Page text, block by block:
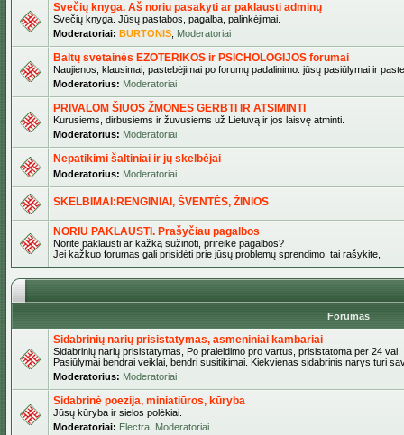
Svečių knyga. Aš noriu pasakyti ar paklausti adminų
Svečių knyga. Jūsų pastabos, pagalba, palinkėjimai.
Moderatoriai: BURTONIS Moderatoriai
Baltų svetainės EZOTERIKOS ir PSICHOLOGIJOS forumai
Naujienos, klausimai, pastebėjimai po forumų padalinimo. jūsų pasiūlymai ir
Moderatorius: Moderatoriai
PRIVALOM ŠIUOS ŽMONES GERBTI IR ATSIMINTI
Kurusiems, dirbusiems ir žuvusiems už Lietuvą ir jos laisvę atminti.
Moderatorius: Moderatoriai
Nepatikimi šaltiniai ir jų skelbėjai
Moderatorius: Moderatoriai
SKELBIMAI:RENGINIAI, ŠVENTĖS, ŽINIOS
NORIU PAKLAUSTI. Prašyčiau pagalbos
Norite paklausti ar kažką sužinoti, prireikė pagalbos?
Jei kažkuo forumas gali prisidėti prie jūsų problemų sprendimo, tai rašykite,
Forumas
Sidabrinių narių prisistatymas, asmeniniai kambariai
Sidabrinių narių prisistatymas, Po praleidimo pro vartus, prisistatoma per 24 val.
Pasiūlymai bendrai veiklai, bendri susitikimai. Kiekvienas sidabrinis narys turi
Moderatorius: Moderatoriai
Sidabrinė poezija, miniatiūros, kūryba
Jūsų kūryba ir sielos polėkiai.
Moderatoriai: Electra Moderatoriai